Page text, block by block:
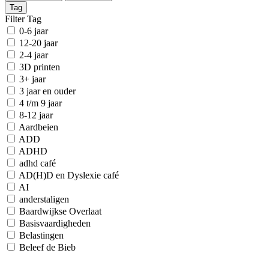
Tag
Filter Tag
0-6 jaar
12-20 jaar
2-4 jaar
3D printen
3+ jaar
3 jaar en ouder
4 t/m 9 jaar
8-12 jaar
Aardbeien
ADD
ADHD
adhd café
AD(H)D en Dyslexie café
AI
anderstaligen
Baardwijkse Overlaat
Basisvaardigheden
Belastingen
Beleef de Bieb